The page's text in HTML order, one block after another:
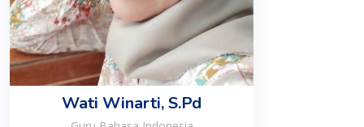
Wati Winarti, S.Pd